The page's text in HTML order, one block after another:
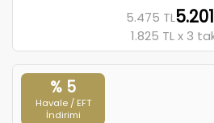
5.475 TL
1.825 TL x 3
% 5
Havale / EFT
İndirimi